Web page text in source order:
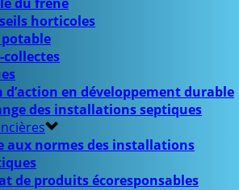
horticoles
potable
collectes
d’action en développement durable
des installations septiques
aux normes des installations
de produits écoresponsables